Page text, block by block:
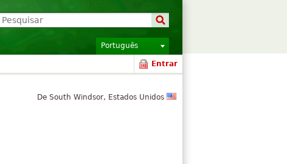
Português
Entrar
De South Windsor, Estados Unidos